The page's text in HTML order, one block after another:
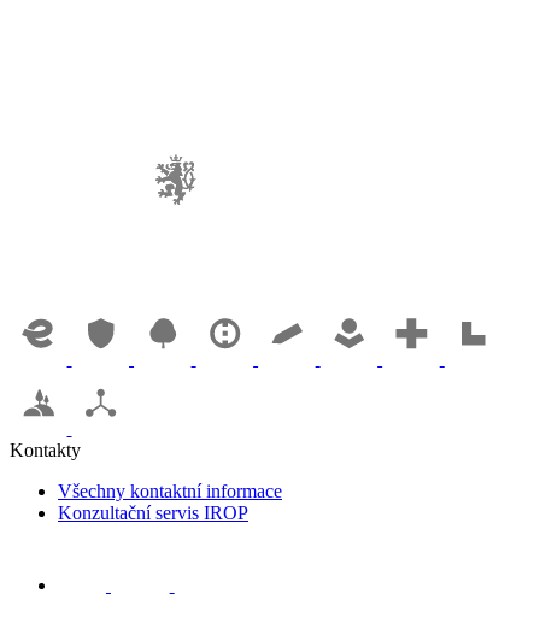
Kontakty
Všechny kontaktní informace
Konzultační servis IROP